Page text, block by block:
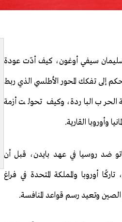
سليمان سيفي أوغون، كيف أدّت عودة
إلى تفكك المحور الأطلسي الذي ربط
الحرب الباردة، وكيف تحولت أزمة
وأوروبا القارية.
ضد روسيا في عهد بايدن، قبل أن
أوروبا والمملكة المتحدة في فراغ
وتعيد رسم قواعد المنافسة.